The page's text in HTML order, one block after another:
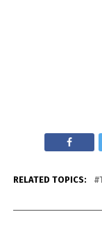
RELATED TOPICS: